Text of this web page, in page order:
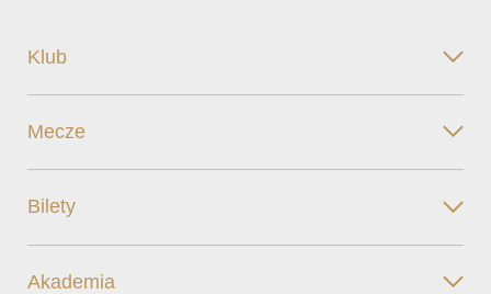
Klub
Mecze
Bilety
Akademia